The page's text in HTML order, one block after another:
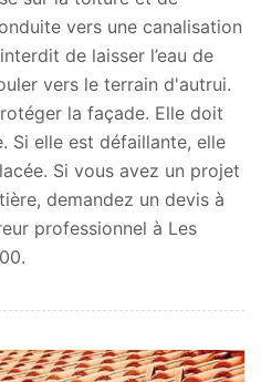
vers une canalisation
de laisser l’eau de
vers le terrain d'autrui.
la façade. Elle doit
Si elle est défaillante, elle
Si vous avez un projet
demandez un devis à
professionnel à Les